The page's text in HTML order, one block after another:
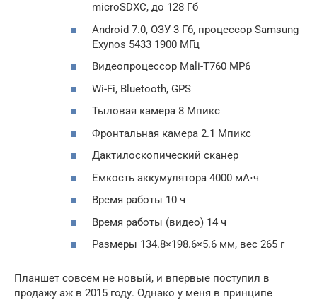
microSDXC, до 128 Гб
Android 7.0, ОЗУ 3 Гб, процессор Samsung
Exynos 5433 1900 МГц
Видеопроцессор Mali-T760 MP6
Wi-Fi, Bluetooth, GPS
Тыловая камера 8 Мпикс
Фронтальная камера 2.1 Мпикс
Дактилоскопический сканер
Емкость аккумулятора 4000 мА⋅ч
Время работы 10 ч
Время работы (видео) 14 ч
Размеры 134.8×198.6×5.6 мм, вес 265 г
Планшет совсем не новый, и впервые поступил в
продажу аж в 2015 году. Однако у меня в принципе